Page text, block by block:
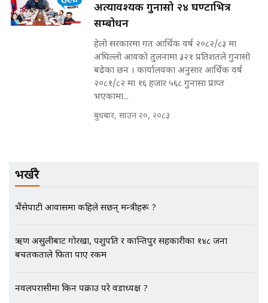
मृतकका परिवारप्रति मेडिकल काउन्सीलको
बदनियत ! न्याय खोज्दै भौतारिदै सुवास
|| THE REPORTER ||
गोप्य अडियो र म्यासेज, गृह मन्त्रालय
SIDHAKURA |
अत्यावश्यक गुनासो २४ घण्टाभित्र
सम्बोधन
हेलो सरकारमा गत आर्थिक वर्ष २०८२/८३ मा
अघिल्लो आवको तुलनामा ३२१ प्रतिशतले गुनासो
बढेका छन । कार्यालयका अनुसार आर्थिक वर्ष
२०८१/८२ मा १६ हजार ५६८ गुनासा प्राप्त
भएकामा...
बुधबार, साउन २०, २०८३
भर्खरै
भैंसेपाटी आवासमा कहिले सर्छन् मन्त्रीहरू ?
ऋण असुलीबाट गोरखा, पशुपति र कान्तिपुर सहकारीका १४८ जना
बचतकर्ताले फिर्ता पाए रकम
नवलपरासीमा किन पक्राउ परे वडाध्यक्ष ?